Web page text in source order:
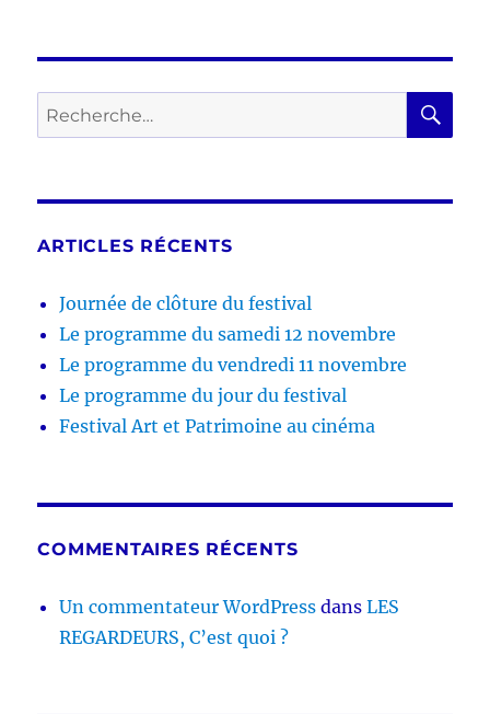
Recherche
pour :
ARTICLES RÉCENTS
Journée de clôture du festival
Le programme du samedi 12 novembre
Le programme du vendredi 11 novembre
Le programme du jour du festival
Festival Art et Patrimoine au cinéma
COMMENTAIRES RÉCENTS
Un commentateur WordPress dansLES
REGARDEURS, C’est quoi ?